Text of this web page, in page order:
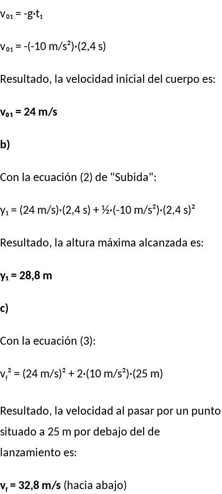
v₀₁ = -g·t₁
v₀₁ = -(-10 m/s²)·(2,4 s)
Resultado, la velocidad inicial del cuerpo es:
v₀₁ = 24 m/s
b)
Con la ecuación (2) de "Subida":
y₁ = (24 m/s)·(2,4 s) + ½·(-10 m/s²)·(2,4 s)²
Resultado, la altura máxima alcanzada es:
y₁ = 28,8 m
c)
Con la ecuación (3):
vf² = (24 m/s)² + 2·(10 m/s²)·(25 m)
Resultado, la velocidad al pasar por un punto
situado a 25 m por debajo del de
lanzamiento es:
vf= 32,8 m/s (hacia abajo)